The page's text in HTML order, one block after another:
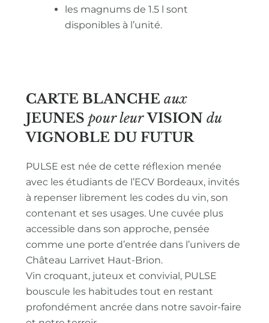
les magnums de 1.5 l sont
disponibles à l’unité.
CARTE BLANCHE aux
JEUNES pour leur VISION du
VIGNOBLE DU FUTUR
PULSE est née de cette réflexion menée
avec les étudiants de l’ECV Bordeaux, invités
à repenser librement les codes du vin, son
contenant et ses usages. Une cuvée plus
accessible dans son approche, pensée
comme une porte d’entrée dans l’univers de
Château Larrivet Haut-Brion.
Vin croquant, juteux et convivial, PULSE
bouscule les habitudes tout en restant
profondément ancrée dans notre savoir-faire